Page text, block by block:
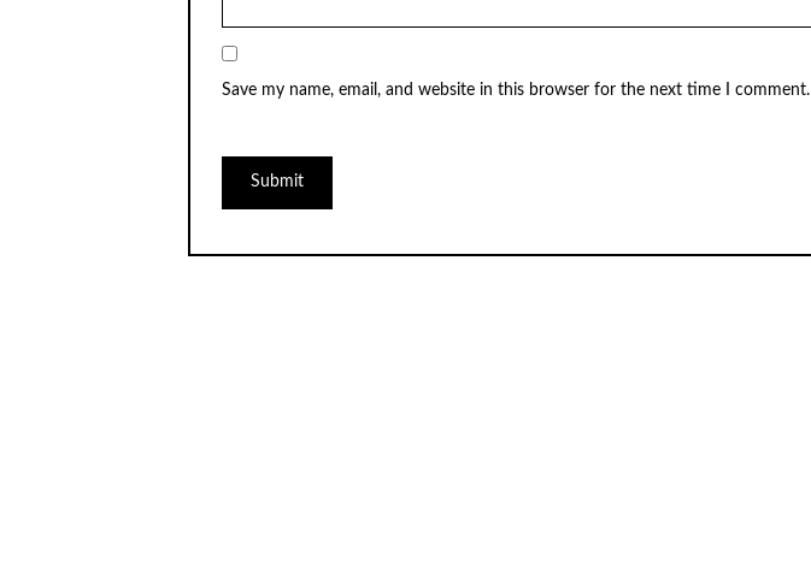
Save my name, email, and website in this browser for the next time I comment.